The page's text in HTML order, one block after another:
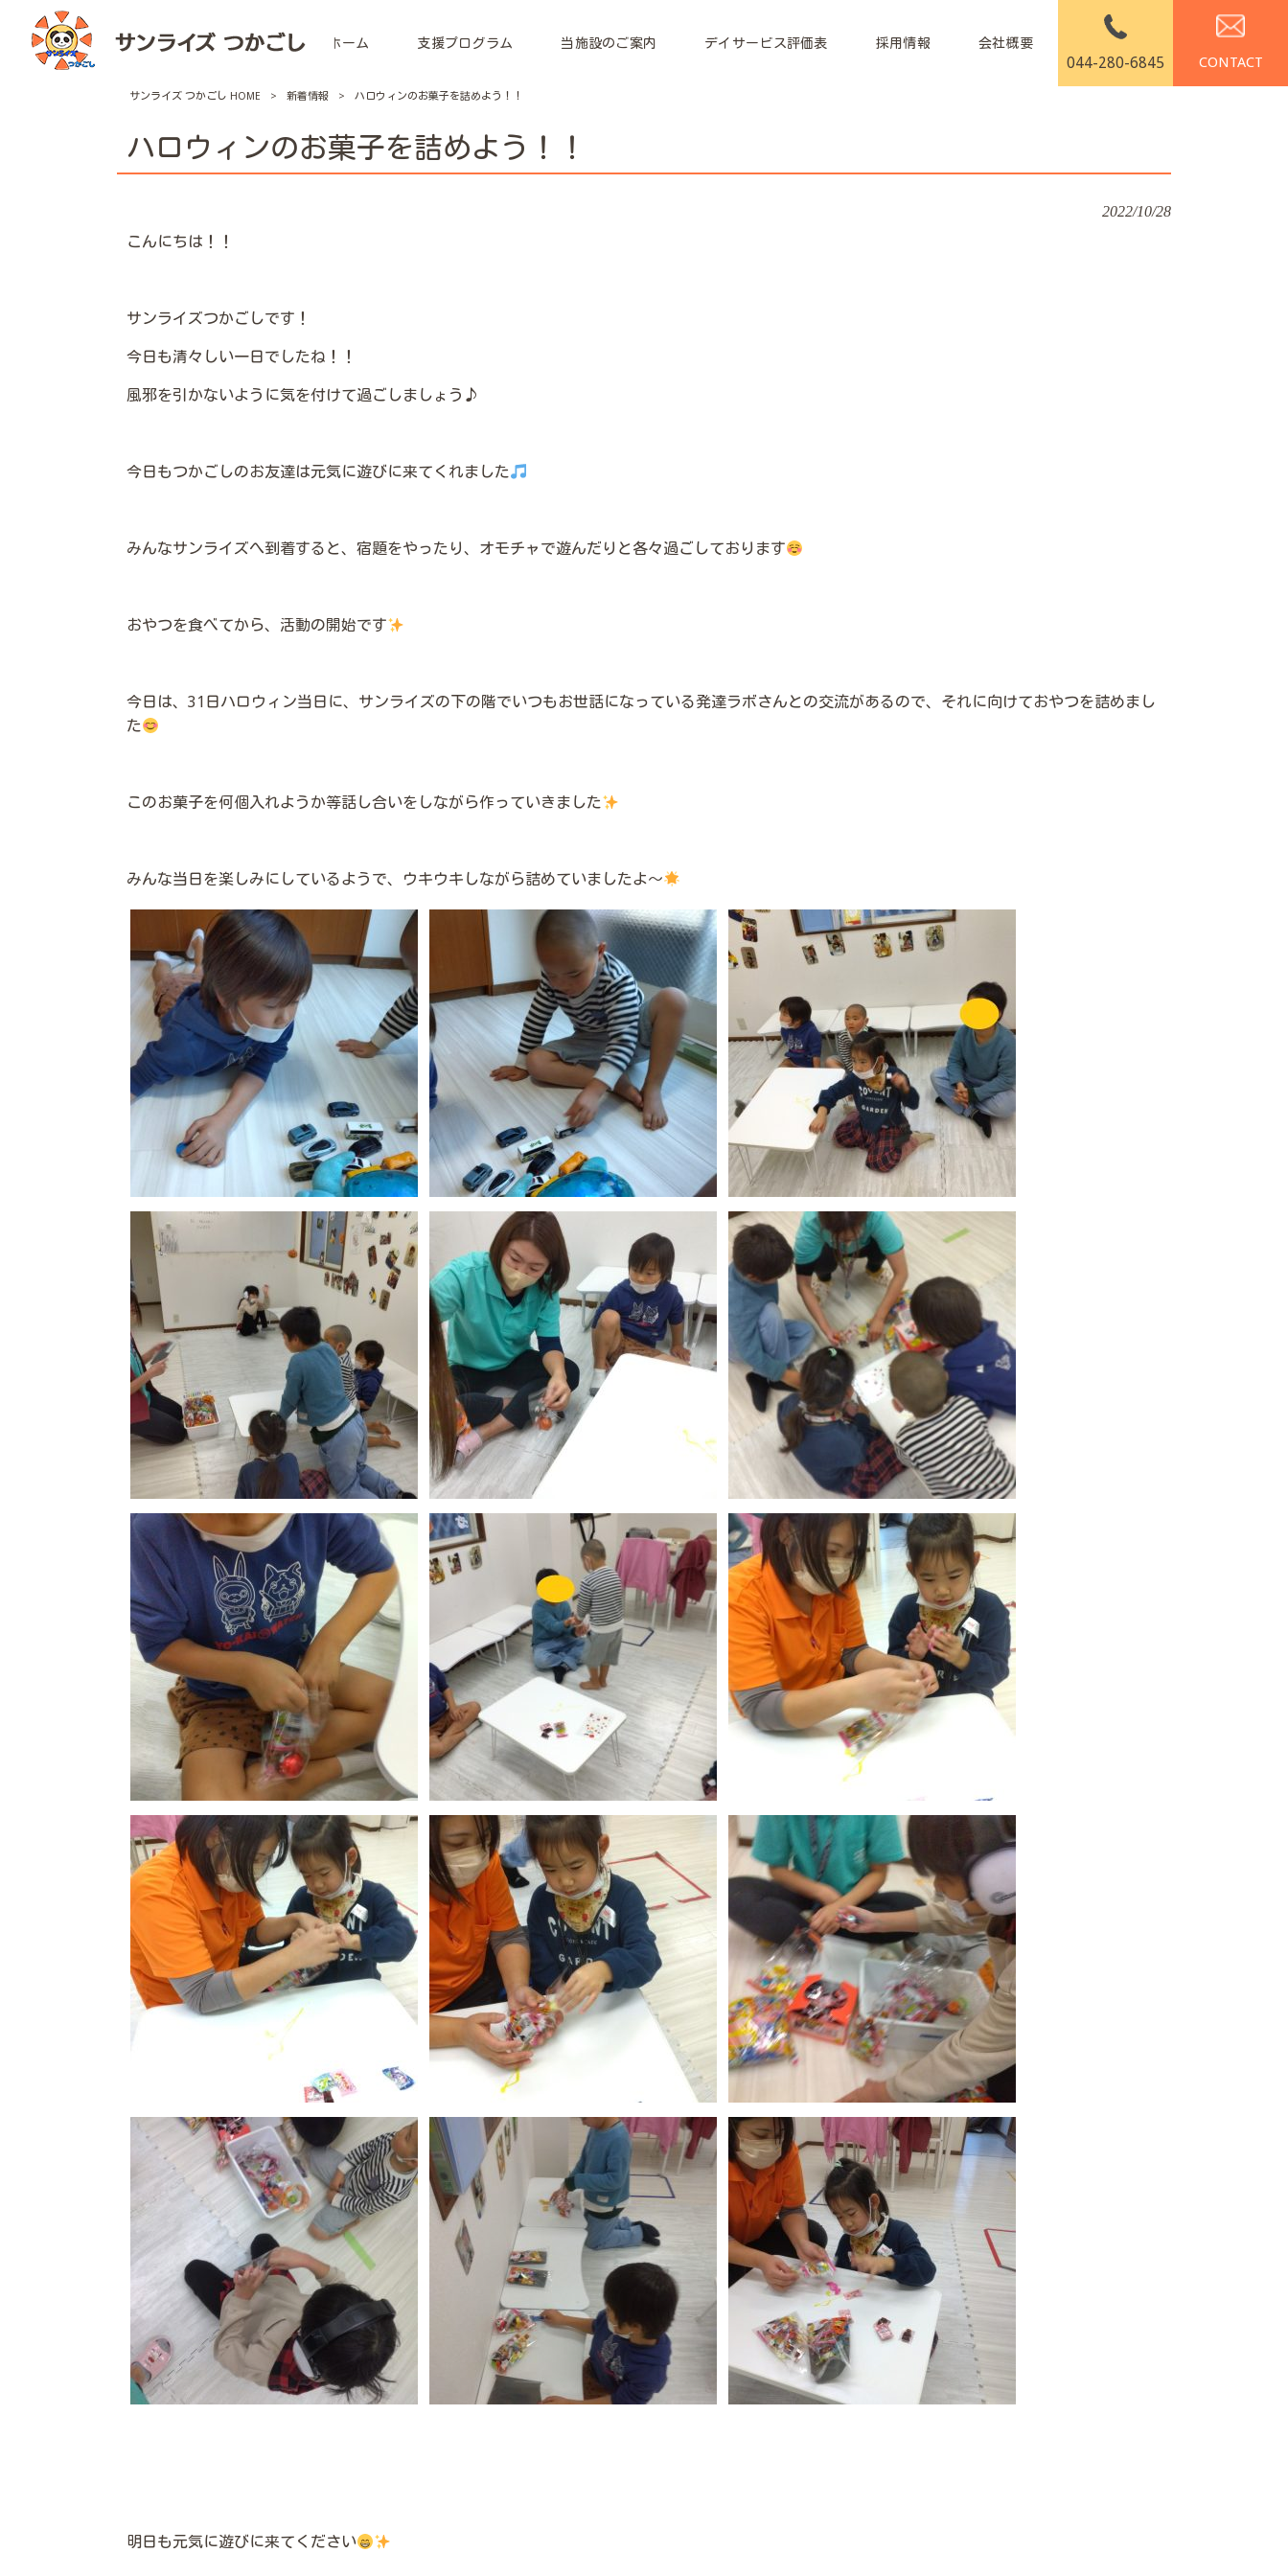
044-280-6845
ホーム 支援プログラム 当施設のご案内 デイサービス評価表 採用情報 会社概要
サンライズ つかごし HOME > 新着情報 > ハロウィンのお菓子を詰めよう！！
ハロウィンのお菓子を詰めよう！！
2022/10/28
こんにちは！！
サンライズつかごしです！
今日も清々しい一日でしたね！！
風邪を引かないように気を付けて過ごしましょう♪
今日もつかごしのお友達は元気に遊びに来てくれました
みんなサンライズへ到着すると、宿題をやったり、オモチャで遊んだりと各々過ごしております
おやつを食べてから、活動の開始です
今日は、31日ハロウィン当日に、サンライズの下の階でいつもお世話になっている発達ラボさんとの交流があるので、それに向けておやつを詰めまし
た
このお菓子を何個入れようか等話し合いをしながら作っていきました
みんな当日を楽しみにしているようで、ウキウキしながら詰めていましたよ～
明日も元気に遊びに来てください